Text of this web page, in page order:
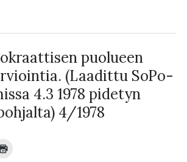
puolueen
(Laadittu SoPo-
4.3 1978 pidetyn
4/1978